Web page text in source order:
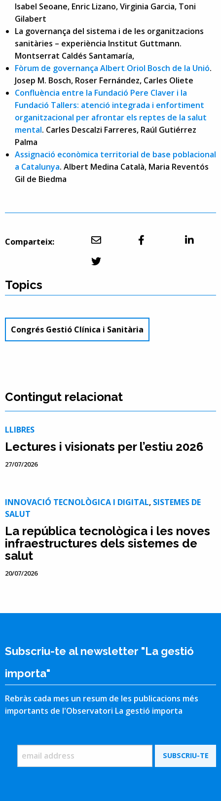
Isabel Seoane, Enric Lizano, Virginia Garcia, Toni
Gilabert
La governança del sistema i de les organitzacions
sanitàries – experiència Institut Guttmann.
Montserrat Caldés Santamaría,
Fòrum de governança Albert Oriol Bosch de la Unió.
Josep M. Bosch, Roser Fernández, Carles Oliete
Confluència entre la Fundació Pere Claver i la
Fundació Tallers: atenció integrada i enfortiment
organitzacional per afrontar els reptes de la salut
mental. Carles Descalzi Farreres, Raúl Gutiérrez
Palma
Assignació econòmica territorial de base poblacional
a Catalunya. Albert Medina Català, Maria Reventós
Gil de Biedma
Comparteix:
Topics
Congrés Gestió Clínica i Sanitària
Contingut relacionat
LLIBRES
Lectures i visionats per l’estiu 2026
27/07/2026
INNOVACIÓ TECNOLÒGICA I DIGITAL, SISTEMES DE
SALUT
La república tecnològica i les noves
infraestructures dels sistemes de
salut
20/07/2026
Subscriu-te al newsletter "La gestió
importa"
Rebràs cada mes un resum de les publicacions més
importants de l'Observatori La gestió importa